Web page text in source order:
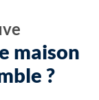
maison
?